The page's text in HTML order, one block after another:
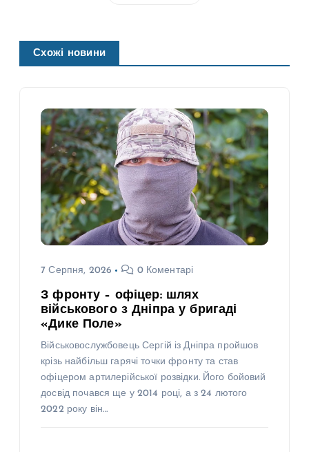
Схожі новини
7 Серпня, 2026 0 Коментарі
З фронту – офіцер: шлях
військового з Дніпра у бригаді
«Дике Поле»
Військовослужбовець Сергій із Дніпра пройшов
крізь найбільш гарячі точки фронту та став
офіцером артилерійської розвідки. Його бойовий
досвід почався ще у 2014 році, а з 24 лютого
2022 року він…